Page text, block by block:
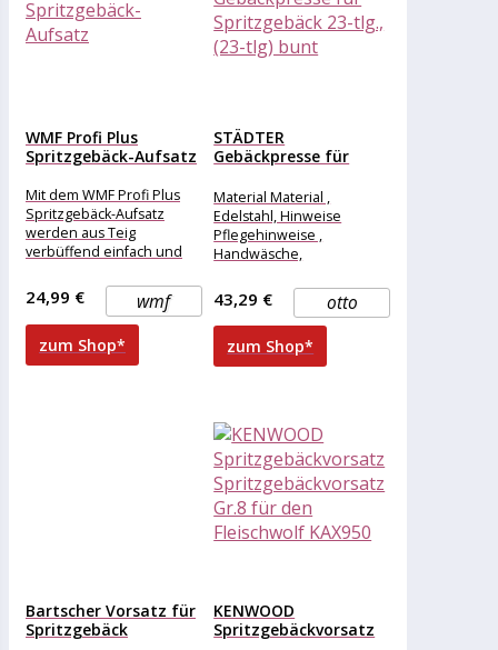
WMF Profi Plus
Spritzgebäck-Aufsatz
Mit dem WMF Profi Plus
Spritzgebäck-Aufsatz
werden aus Teig
verbüffend einfach und
Plätzchen und Kekse. Vier
unterschiedliche wmf
24,99 €
zum Shop*
STÄDTER
Gebäckpresse für
(23-tlg) bunt
Material Material ,
Edelstahl, Hinweise
Pflegehinweise ,
Handwäsche,
cm, Produktdetails Farbe ,
bunt,
otto
43,29 €
zum Shop*
Bartscher Vorsatz für
Spritzgebäck
KENWOOD
Spritzgebäckvorsatz